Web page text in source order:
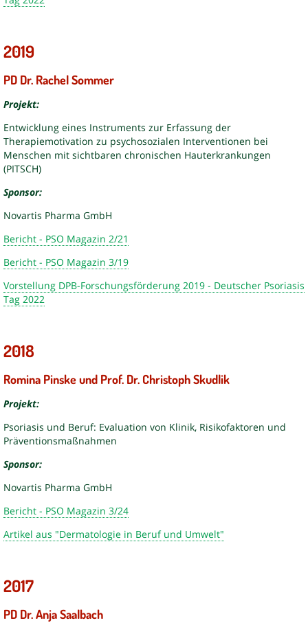
2019
PD Dr. Rachel Sommer
Projekt:
Entwicklung eines Instruments zur Erfassung der
Therapiemotivation zu psychosozialen Interventionen bei
Menschen mit sichtbaren chronischen Hauterkrankungen
(PITSCH)
Sponsor:
Novartis Pharma GmbH
Bericht - PSO Magazin 2/21
Bericht - PSO Magazin 3/19
Vorstellung DPB-Forschungsförderung 2019 - Deutscher Psoriasis
Tag 2022
2018
Romina Pinske und Prof. Dr. Christoph Skudlik
Projekt:
Psoriasis und Beruf: Evaluation von Klinik, Risikofaktoren und
Präventionsmaßnahmen
Sponsor:
Novartis Pharma GmbH
Bericht - PSO Magazin 3/24
Artikel aus "Dermatologie in Beruf und Umwelt"
2017
PD Dr. Anja Saalbach